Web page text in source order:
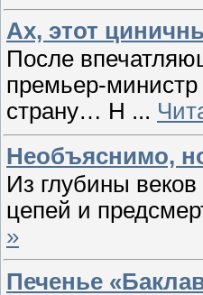
Ах, этот
После
премьер-
страну… Н ...
Необъяснимо,
Из глубины
цепей и
»
Печенье